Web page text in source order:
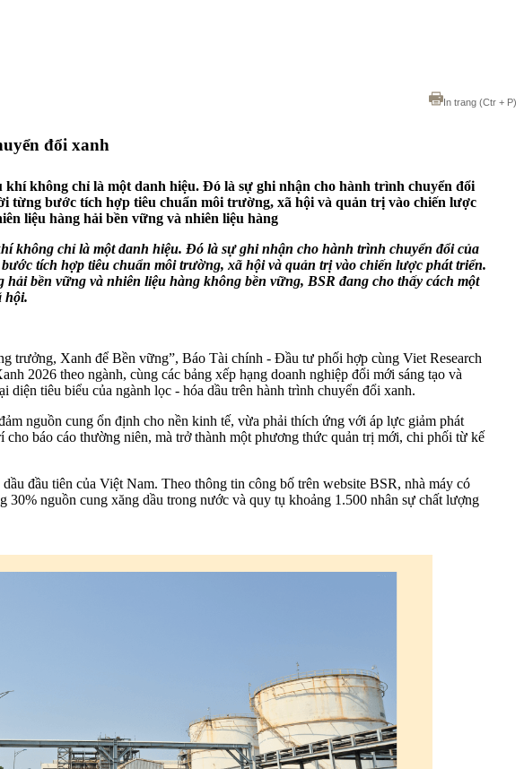
In trang (Ctr + P)
đổi xanh
không chỉ là một danh hiệu. Đó là sự ghi nhận cho hành trình chuyển đổi
từng bước tích hợp tiêu chuẩn môi trường, xã hội và quản trị vào chiến lược
liệu hàng hải bền vững và nhiên liệu hàng
không chỉ là một danh hiệu. Đó là sự ghi nhận cho hành trình chuyển đổi của
tích hợp tiêu chuẩn môi trường, xã hội và quản trị vào chiến lược phát triển.
bền vững và nhiên liệu hàng không bền vững, BSR đang cho thấy cách một
hội.
trưởng, Xanh để Bền vững”, Báo Tài chính - Đầu tư phối hợp cùng Viet Research
2026 theo ngành, cùng các bảng xếp hạng doanh nghiệp đổi mới sáng tạo và
tiêu biểu của ngành lọc - hóa dầu trên hành trình chuyển đổi xanh.
nguồn cung ổn định cho nền kinh tế, vừa phải thích ứng với áp lực giảm phát
báo cáo thường niên, mà trở thành một phương thức quản trị mới, chi phối từ kế
đầu tiên của Việt Nam. Theo thông tin công bố trên website BSR, nhà máy có
nguồn cung xăng dầu trong nước và quy tụ khoảng 1.500 nhân sự chất lượng